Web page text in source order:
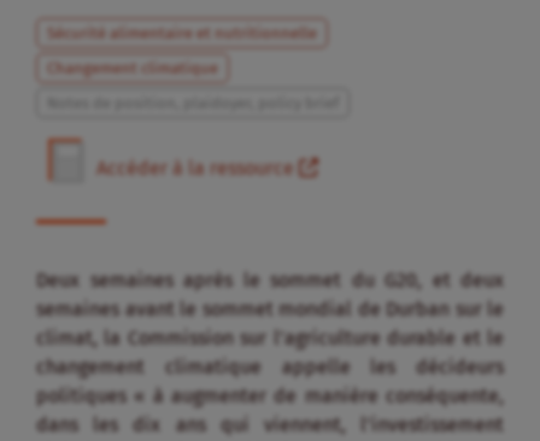
Sécurité alimentaire et nutritionnelle
Changement climatique
Accéder à la ressource
Deux semaines après le sommet du G20, et deux
semaines avant le sommet mondial de Durban sur le
climat, la Commission sur l’agriculture durable et le
changement climatique appelle les décideurs
politiques « à augmenter de manière conséquente,
dans les dix ans qui viennent, l’investissement